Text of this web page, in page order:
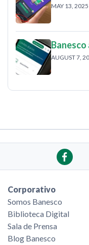
MAY 13, 2025
AUGUST 7,
Corporativo
Somos Banesco
Biblioteca Digital
Sala de Prensa
Blog Banesco